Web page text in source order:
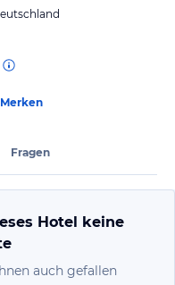
Merken
Fragen
Hotel keine
auch gefallen